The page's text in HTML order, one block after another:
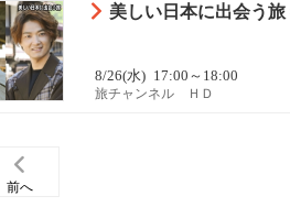
美しい日本に出会う旅
8/26(水) 17:00～18:00
旅チャンネル ＨＤ
前へ